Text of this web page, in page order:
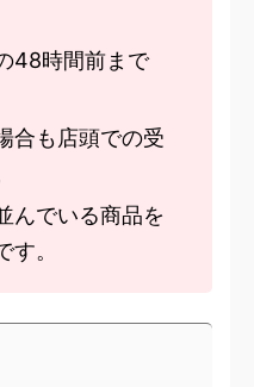
48時間前まで
合も店頭での受
んでいる商品を
。